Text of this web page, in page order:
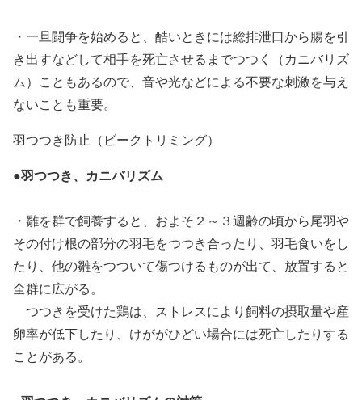
・一旦闘争を始めると、酷いときには総排泄口から腸を引
き出すなどして相手を死亡させるまでつつく（カニバリズ
ム）こともあるので、音や光などによる不要な刺激を与え
ないことも重要。
羽つつき防止（ビークトリミング）
●羽つつき、カニバリズム
・雛を群で飼養すると、およそ２～３週齢の頃から尾羽や
その付け根の部分の羽毛をつつき合ったり、羽毛食いをし
たり、他の雛をつついて傷つけるものが出て、放置すると
全群に広がる。
つつきを受けた鶏は、ストレスにより飼料の摂取量や産
卵率が低下したり、けががひどい場合には死亡したりする
ことがある。